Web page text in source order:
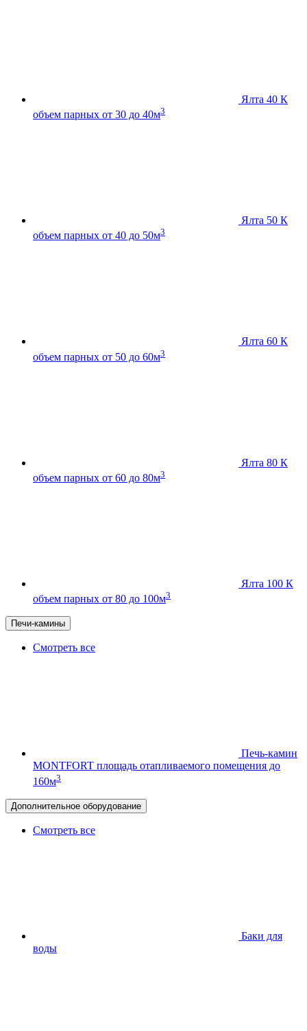
Ялта 40 К
объем парных от 30 до 40м3
Ялта 50 К
объем парных от 40 до 50м3
Ялта 60 К
объем парных от 50 до 60м3
Ялта 80 К
объем парных от 60 до 80м3
Ялта 100 К
объем парных от 80 до 100м3
Печи-камины
Смотреть все
Печь-камин
MONTFORT площадь отапливаемого помещения до
160м3
Дополнительное оборудование
Смотреть все
Баки для
воды